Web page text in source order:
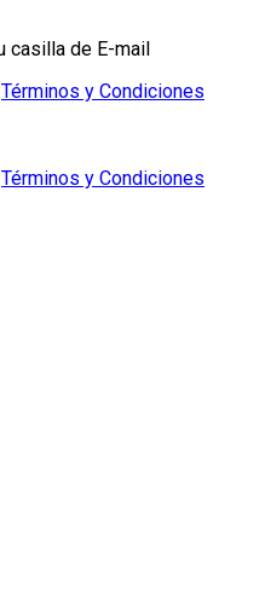
casilla de E-mail
Términos y Condiciones
Términos y Condiciones